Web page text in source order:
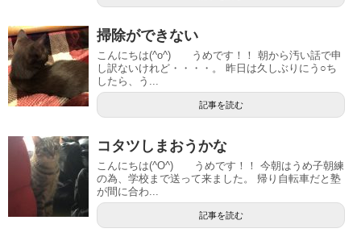
掃除ができない
こんにちは(^o^) うめです！！ 朝から汚い話で申
し訳ないけれど・・・・。 昨日は久しぶりにう○ち
したら、う...
記事を読む
コタツしまおうかな
こんにちは(^O^) うめです！！ 今朝はうめ子朝練
の為、学校まで送って来ました。 帰り自転車だと塾
が間に合わ...
記事を読む